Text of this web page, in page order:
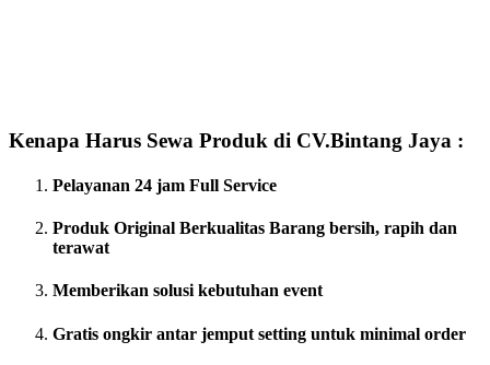
Kenapa Harus Sewa Produk di CV.Bintang Jaya :
Pelayanan 24 jam Full Service
Produk Original Berkualitas Barang bersih, rapih dan
terawat
Memberikan solusi kebutuhan event
Gratis ongkir antar jemput setting untuk minimal order